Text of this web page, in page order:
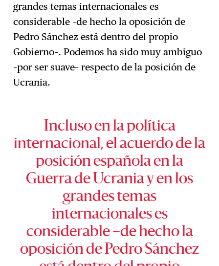
grandes temas internacionales es
considerable –de hecho la oposición de
Pedro Sánchez está dentro del propio
Gobierno–. Podemos ha sido muy ambiguo
–por ser suave– respecto de la posición de
Ucrania.
Incluso en la política
internacional, el acuerdo de la
posición española en la
Guerra de Ucrania y en los
grandes temas
internacionales es
considerable –de hecho la
oposición de Pedro Sánchez